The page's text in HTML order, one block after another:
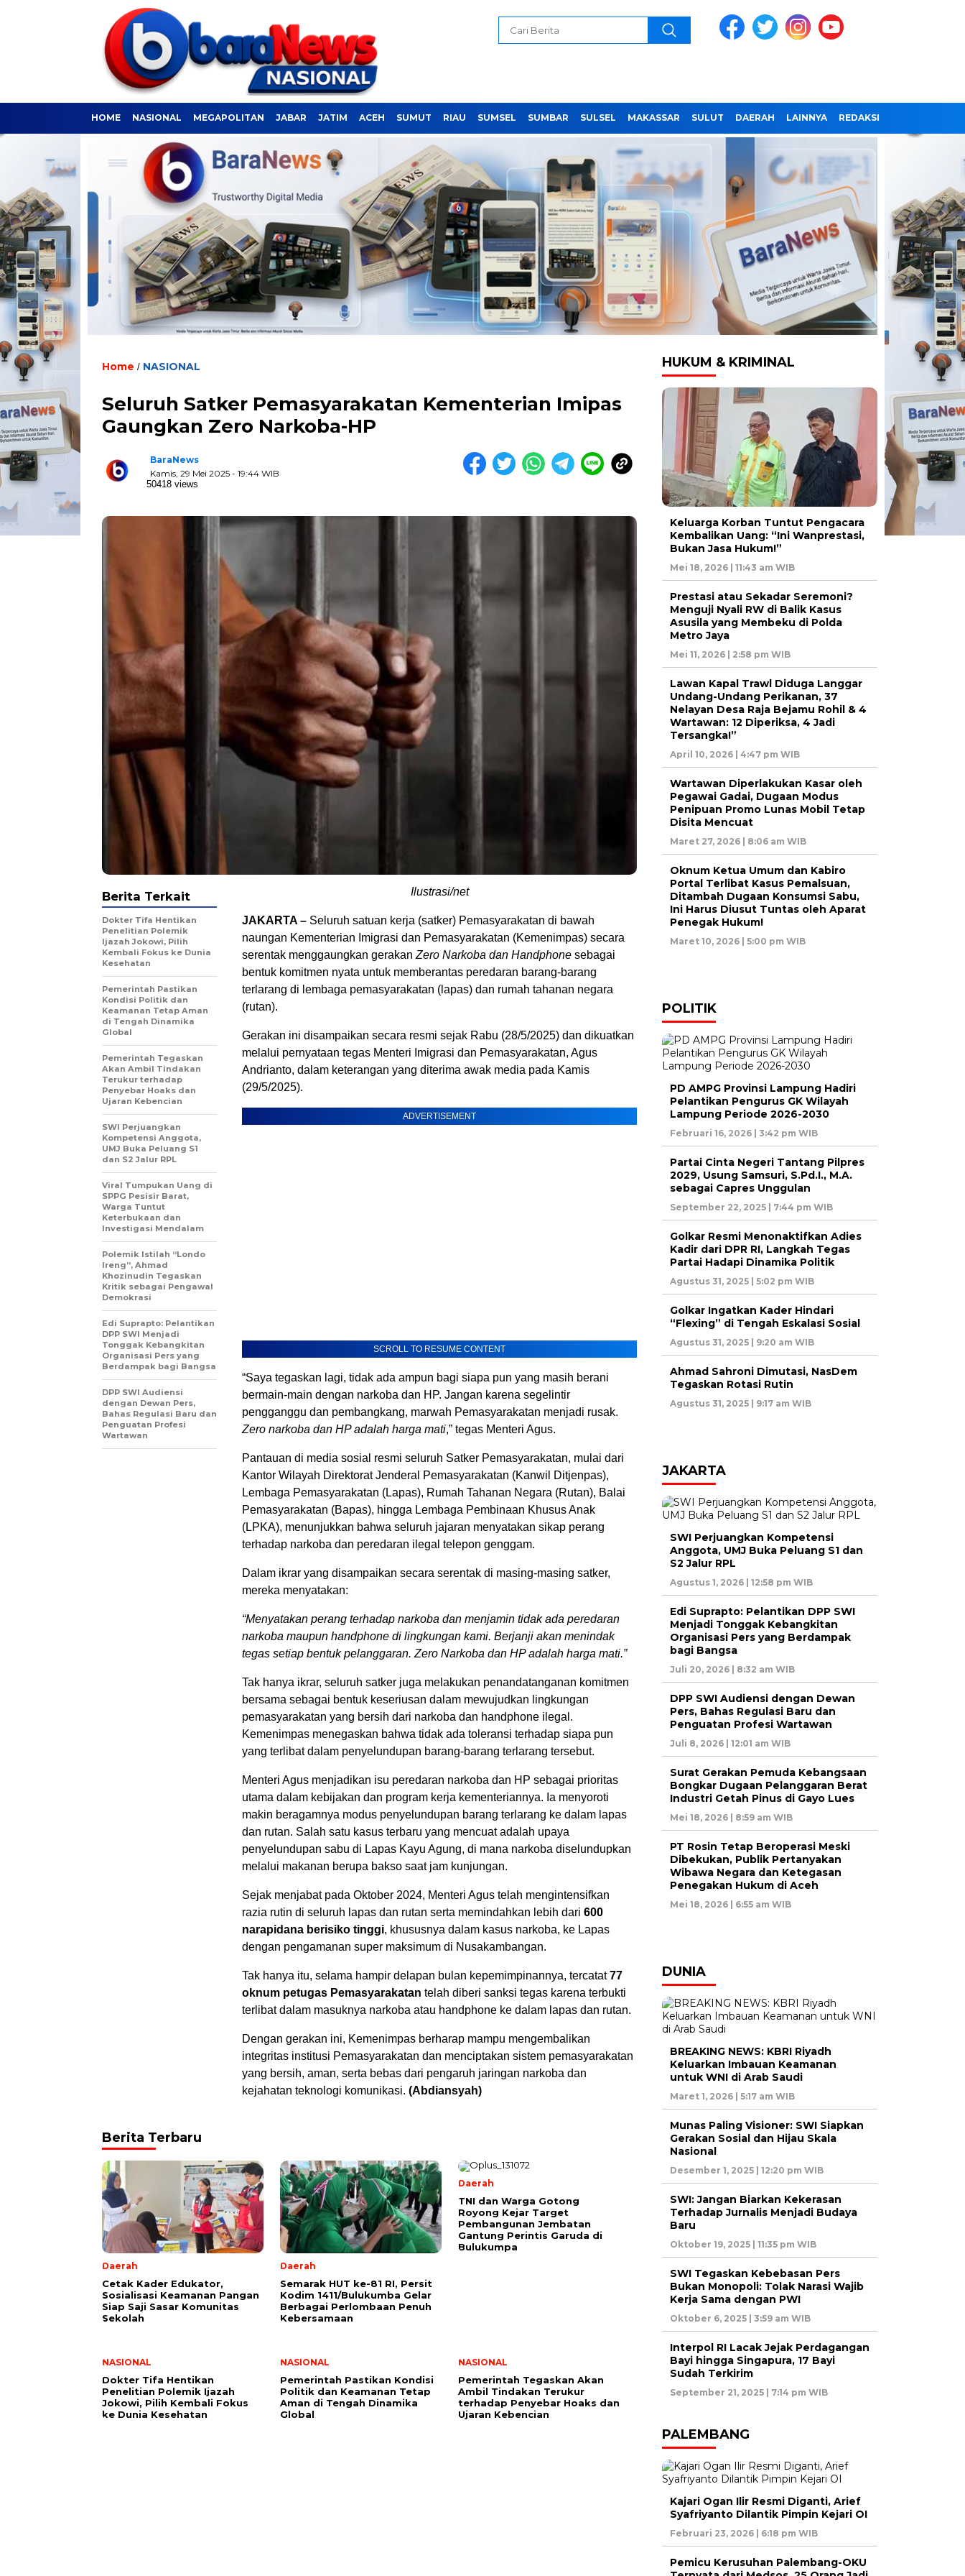
HOME NASIONAL MEGAPOLITAN JABAR JATIM ACEH SUMUT RIAU SUMSEL SUMBAR SULSEL MAKASSAR SULUT DAERAH LAINNYA REDAKSI
Home / NASIONAL
Seluruh Satker Pemasyarakatan Kementerian Imipas
Gaungkan Zero Narkoba-HP
BaraNews
Kamis, 29 Mei 2025 - 19:44 WIB
50418 views
Ilustrasi/net
JAKARTA – Seluruh satuan kerja (satker) Pemasyarakatan di bawah
naungan Kementerian Imigrasi dan Pemasyarakatan (Kemenimpas) secara
serentak menggaungkan gerakan Zero Narkoba dan Handphone sebagai
bentuk komitmen nyata untuk memberantas peredaran barang-barang
terlarang di lembaga pemasyarakatan (lapas) dan rumah tahanan negara
(rutan).
Gerakan ini disampaikan secara resmi sejak Rabu (28/5/2025) dan dikuatkan
melalui pernyataan tegas Menteri Imigrasi dan Pemasyarakatan, Agus
Andrianto, dalam keterangan yang diterima awak media pada Kamis
(29/5/2025).
ADVERTISEMENT
SCROLL TO RESUME CONTENT
“Saya tegaskan lagi, tidak ada ampun bagi siapa pun yang masih berani
bermain-main dengan narkoba dan HP. Jangan karena segelintir
pengganggu dan pembangkang, marwah Pemasyarakatan menjadi rusak.
Zero narkoba dan HP adalah harga mati,” tegas Menteri Agus.
Pantauan di media sosial resmi seluruh Satker Pemasyarakatan, mulai dari
Kantor Wilayah Direktorat Jenderal Pemasyarakatan (Kanwil Ditjenpas),
Lembaga Pemasyarakatan (Lapas), Rumah Tahanan Negara (Rutan), Balai
Pemasyarakatan (Bapas), hingga Lembaga Pembinaan Khusus Anak
(LPKA), menunjukkan bahwa seluruh jajaran menyatakan sikap perang
terhadap narkoba dan peredaran ilegal telepon genggam.
Dalam ikrar yang disampaikan secara serentak di masing-masing satker,
mereka menyatakan:
“Menyatakan perang terhadap narkoba dan menjamin tidak ada peredaran
narkoba maupun handphone di lingkungan kami. Berjanji akan menindak
tegas setiap bentuk pelanggaran. Zero Narkoba dan HP adalah harga mati.”
Tak hanya ikrar, seluruh satker juga melakukan penandatanganan komitmen
bersama sebagai bentuk keseriusan dalam mewujudkan lingkungan
pemasyarakatan yang bersih dari narkoba dan handphone ilegal.
Kemenimpas menegaskan bahwa tidak ada toleransi terhadap siapa pun
yang terlibat dalam penyelundupan barang-barang terlarang tersebut.
Menteri Agus menjadikan isu peredaran narkoba dan HP sebagai prioritas
utama dalam kebijakan dan program kerja kementeriannya. Ia menyoroti
makin beragamnya modus penyelundupan barang terlarang ke dalam lapas
dan rutan. Salah satu kasus terbaru yang mencuat adalah upaya
penyelundupan sabu di Lapas Kayu Agung, di mana narkoba diselundupkan
melalui makanan berupa bakso saat jam kunjungan.
Sejak menjabat pada Oktober 2024, Menteri Agus telah mengintensifkan
razia rutin di seluruh lapas dan rutan serta memindahkan lebih dari 600
narapidana berisiko tinggi, khususnya dalam kasus narkoba, ke Lapas
dengan pengamanan super maksimum di Nusakambangan.
Tak hanya itu, selama hampir delapan bulan kepemimpinannya, tercatat77
oknum petugas Pemasyarakatan telah diberi sanksi tegas karena terbukti
terlibat dalam masuknya narkoba atau handphone ke dalam lapas dan rutan.
Dengan gerakan ini, Kemenimpas berharap mampu mengembalikan
integritas institusi Pemasyarakatan dan menciptakan sistem pemasyarakatan
yang bersih, aman, serta bebas dari pengaruh jaringan narkoba dan
kejahatan teknologi komunikasi. (Abdiansyah)
Berita Terkait
Dokter Tifa Hentikan
Penelitian Polemik
Ijazah Jokowi, Pilih
Kembali Fokus ke Dunia
Kesehatan
Pemerintah Pastikan
Kondisi Politik dan
Keamanan Tetap Aman
di Tengah Dinamika
Global
Pemerintah Tegaskan
Akan Ambil Tindakan
Terukur terhadap
Penyebar Hoaks dan
Ujaran Kebencian
SWI Perjuangkan
Kompetensi Anggota,
UMJ Buka Peluang S1
dan S2 Jalur RPL
Viral Tumpukan Uang di
SPPG Pesisir Barat,
Warga Tuntut
Keterbukaan dan
Investigasi Mendalam
Polemik Istilah “Londo
Ireng”, Ahmad
Khozinudin Tegaskan
Kritik sebagai Pengawal
Demokrasi
Edi Suprapto: Pelantikan
DPP SWI Menjadi
Tonggak Kebangkitan
Organisasi Pers yang
Berdampak bagi Bangsa
DPP SWI Audiensi
dengan Dewan Pers,
Bahas Regulasi Baru dan
Penguatan Profesi
Wartawan
Berita Terbaru
Daerah
Cetak Kader Edukator,
Sosialisasi Keamanan Pangan
Siap Saji Sasar Komunitas
Sekolah
Daerah
Semarak HUT ke-81 RI, Persit
Kodim 1411/Bulukumba Gelar
Berbagai Perlombaan Penuh
Kebersamaan
Daerah
TNI dan Warga Gotong
Royong Kejar Target
Pembangunan Jembatan
Gantung Perintis Garuda di
Bulukumpa
NASIONAL
Dokter Tifa Hentikan
Penelitian Polemik Ijazah
Jokowi, Pilih Kembali Fokus
ke Dunia Kesehatan
NASIONAL
Pemerintah Pastikan Kondisi
Politik dan Keamanan Tetap
Aman di Tengah Dinamika
Global
NASIONAL
Pemerintah Tegaskan Akan
Ambil Tindakan Terukur
terhadap Penyebar Hoaks dan
Ujaran Kebencian
HUKUM & KRIMINAL
Keluarga Korban Tuntut Pengacara
Kembalikan Uang: “Ini Wanprestasi,
Bukan Jasa Hukum!”
Mei 18, 2026 | 11:43 am WIB
Prestasi atau Sekadar Seremoni?
Menguji Nyali RW di Balik Kasus
Asusila yang Membeku di Polda
Metro Jaya
Mei 11, 2026 | 2:58 pm WIB
Lawan Kapal Trawl Diduga Langgar
Undang-Undang Perikanan, 37
Nelayan Desa Raja Bejamu Rohil & 4
Wartawan: 12 Diperiksa, 4 Jadi
Tersangka!”
April 10, 2026 | 4:47 pm WIB
Wartawan Diperlakukan Kasar oleh
Pegawai Gadai, Dugaan Modus
Penipuan Promo Lunas Mobil Tetap
Disita Mencuat
Maret 27, 2026 | 8:06 am WIB
Oknum Ketua Umum dan Kabiro
Portal Terlibat Kasus Pemalsuan,
Ditambah Dugaan Konsumsi Sabu,
Ini Harus Diusut Tuntas oleh Aparat
Penegak Hukum!
Maret 10, 2026 | 5:00 pm WIB
POLITIK
PD AMPG Provinsi Lampung Hadiri
Pelantikan Pengurus GK Wilayah
Lampung Periode 2026-2030
Februari 16, 2026 | 3:42 pm WIB
Partai Cinta Negeri Tantang Pilpres
2029, Usung Samsuri, S.Pd.I., M.A.
sebagai Capres Unggulan
September 22, 2025 | 7:44 pm WIB
Golkar Resmi Menonaktifkan Adies
Kadir dari DPR RI, Langkah Tegas
Partai Hadapi Dinamika Politik
Agustus 31, 2025 | 5:02 pm WIB
Golkar Ingatkan Kader Hindari
“Flexing” di Tengah Eskalasi Sosial
Agustus 31, 2025 | 9:20 am WIB
Ahmad Sahroni Dimutasi, NasDem
Tegaskan Rotasi Rutin
Agustus 31, 2025 | 9:17 am WIB
JAKARTA
SWI Perjuangkan Kompetensi
Anggota, UMJ Buka Peluang S1 dan
S2 Jalur RPL
Agustus 1, 2026 | 12:58 pm WIB
Edi Suprapto: Pelantikan DPP SWI
Menjadi Tonggak Kebangkitan
Organisasi Pers yang Berdampak
bagi Bangsa
Juli 20, 2026 | 8:32 am WIB
DPP SWI Audiensi dengan Dewan
Pers, Bahas Regulasi Baru dan
Penguatan Profesi Wartawan
Juli 8, 2026 | 12:01 am WIB
Surat Gerakan Pemuda Kebangsaan
Bongkar Dugaan Pelanggaran Berat
Industri Getah Pinus di Gayo Lues
Mei 18, 2026 | 8:59 am WIB
PT Rosin Tetap Beroperasi Meski
Dibekukan, Publik Pertanyakan
Wibawa Negara dan Ketegasan
Penegakan Hukum di Aceh
Mei 18, 2026 | 6:55 am WIB
DUNIA
BREAKING NEWS: KBRI Riyadh
Keluarkan Imbauan Keamanan
untuk WNI di Arab Saudi
Maret 1, 2026 | 5:17 am WIB
Munas Paling Visioner: SWI Siapkan
Gerakan Sosial dan Hijau Skala
Nasional
Desember 1, 2025 | 12:20 pm WIB
SWI: Jangan Biarkan Kekerasan
Terhadap Jurnalis Menjadi Budaya
Baru
Oktober 19, 2025 | 11:35 pm WIB
SWI Tegaskan Kebebasan Pers
Bukan Monopoli: Tolak Narasi Wajib
Kerja Sama dengan PWI
Oktober 6, 2025 | 3:59 am WIB
Interpol RI Lacak Jejak Perdagangan
Bayi hingga Singapura, 17 Bayi
Sudah Terkirim
September 21, 2025 | 7:14 pm WIB
PALEMBANG
Kajari Ogan Ilir Resmi Diganti, Arief
Syafriyanto Dilantik Pimpin Kejari OI
Februari 23, 2026 | 6:18 pm WIB
Pemicu Kerusuhan Palembang-OKU